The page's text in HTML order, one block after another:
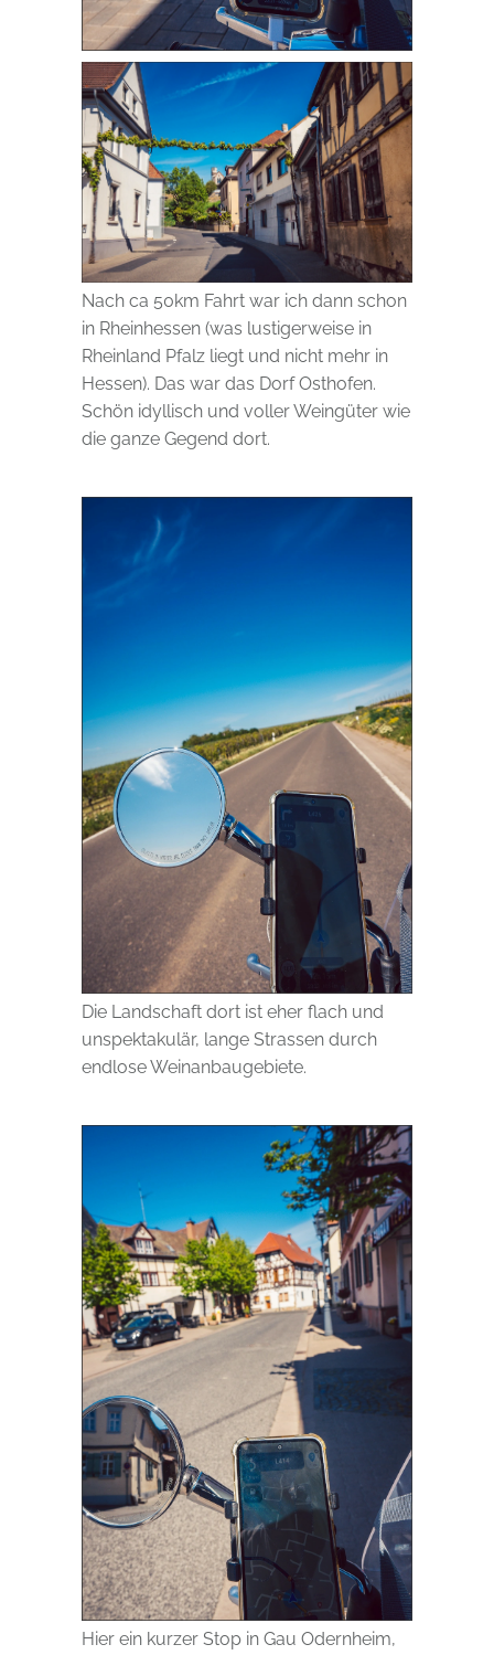
Nach ca 50km Fahrt war ich dann schon
in Rheinhessen (was lustigerweise in
Rheinland Pfalz liegt und nicht mehr in
Hessen). Das war das Dorf Osthofen.
Schön idyllisch und voller Weingüter wie
die ganze Gegend dort.
Die Landschaft dort ist eher flach und
unspektakulär, lange Strassen durch
endlose Weinanbaugebiete.
Hier ein kurzer Stop in Gau Odernheim,